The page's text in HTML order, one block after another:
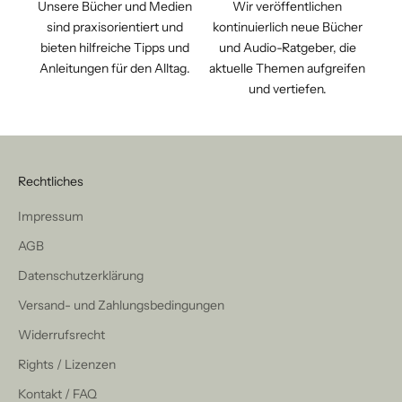
Unsere Bücher und Medien
sind praxisorientiert und
bieten hilfreiche Tipps und
Anleitungen für den Alltag.
Wir veröffentlichen
kontinuierlich neue Bücher
und Audio-Ratgeber, die
aktuelle Themen aufgreifen
und vertiefen.
Rechtliches
Impressum
AGB
Datenschutzerklärung
Versand- und Zahlungsbedingungen
Widerrufsrecht
Rights / Lizenzen
Kontakt / FAQ